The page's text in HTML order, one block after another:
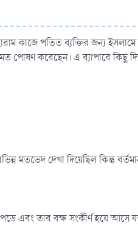
কাজে পতিত ব্যক্তির জন্য
পোষণ করেছেন। এ ব্যাপারে কিছু
দেখা দিয়েছিল কিন্তু
এবং তার বক্ষ সংকীর্ণ হয়ে আসে